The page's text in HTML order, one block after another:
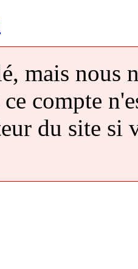
mais
ce compte
du site si